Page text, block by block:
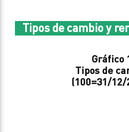
Tipos de cambio y
Gráfico
Tipos de
(100=31/12/